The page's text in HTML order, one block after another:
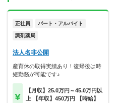
正社員 パート・アルバイト
調剤薬局
法人名非公開
産育休の取得実績あり！復帰後は時
短勤務が可能です♪
【月収】25.0万円～45.0万円以
上 【年収】450万円 【時給】